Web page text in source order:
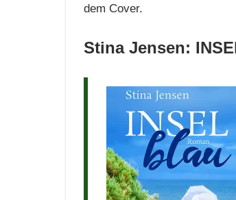
dem Cover.
Stina Jensen: